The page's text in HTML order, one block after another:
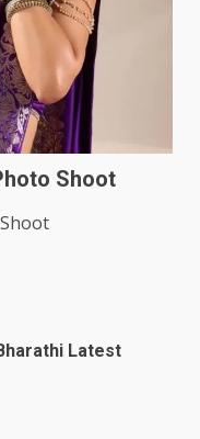
Shoot
Latest